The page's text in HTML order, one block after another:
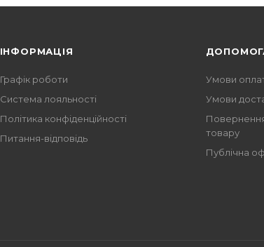
ІНФОРМАЦІЯ
Графік роботи
Система лояльності
Політика конфіденційності
Питання-відповідь
Умови
Умови
товару
Публічна